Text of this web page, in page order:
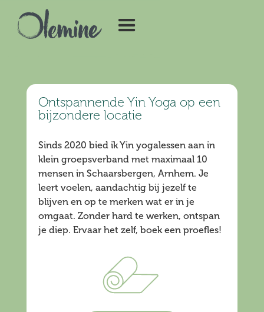
Ontspannende Yin Yoga op een
bijzondere locatie
Sinds 2020 bied ik Yin yogalessen aan in
klein groepsverband met maximaal 10
mensen in Schaarsbergen, Arnhem. Je
leert voelen, aandachtig bij jezelf te
blijven en op te merken wat er in je
omgaat. Zonder hard te werken, ontspan
je diep. Ervaar het zelf, boek een proefles!